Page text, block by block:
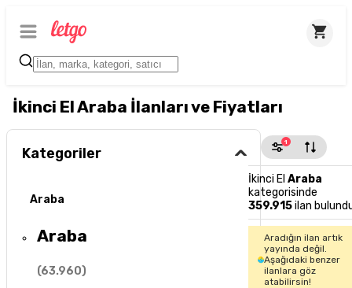
İkinci El Araba İlanları ve Fiyatları
Kategoriler
Araba
Araba
(63.960)
1
İkinci El Araba
kategorisinde
359.915ilan
Aradığın ilan artık
yayında değil.
Aşağıdaki benzer
ilanlara göz
atabilirsin!